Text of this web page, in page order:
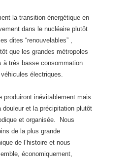
la transition énergétique en
dans le nucléaire plutôt
dites “renouvelables” ,
que les grandes métropoles
à très basse consommation
électriques.
produiront inévitablement mais
et la précipitation plutôt
et organisée. Nous
de la plus grande
de l’histoire et nous
économiquement,